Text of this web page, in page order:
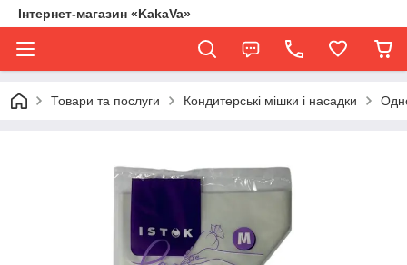
Інтернет-магазин «KakaVa»
Товари та послуги Кондитерські мішки і насадки